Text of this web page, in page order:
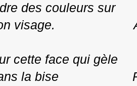
des couleurs sur
visage.
cette face qui gèle
la bise